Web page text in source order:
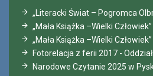
„Literacki Świat – Pogromca
„Mała Książka –Wielki Człowiek”
„Mała Książka –Wielki Człowiek”
Fotorelacja z ferii 2017 -
Narodowe Czytanie 2025 w